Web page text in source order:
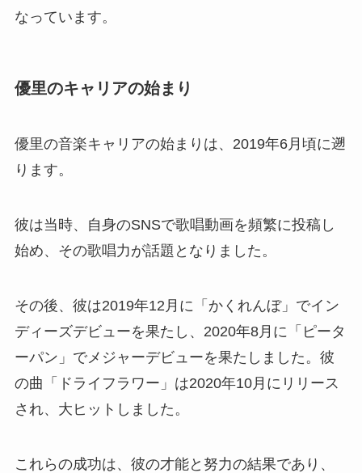
なっています。
優里のキャリアの始まり
優里の音楽キャリアの始まりは、2019年6月頃に遡
ります。
彼は当時、自身のSNSで歌唱動画を頻繁に投稿し
始め、その歌唱力が話題となりました。
その後、彼は2019年12月に「かくれんぼ」でイン
ディーズデビューを果たし、2020年8月に「ピータ
ーパン」でメジャーデビューを果たしました。彼
の曲「ドライフラワー」は2020年10月にリリース
され、大ヒットしました。
これらの成功は、彼の才能と努力の結果であり、